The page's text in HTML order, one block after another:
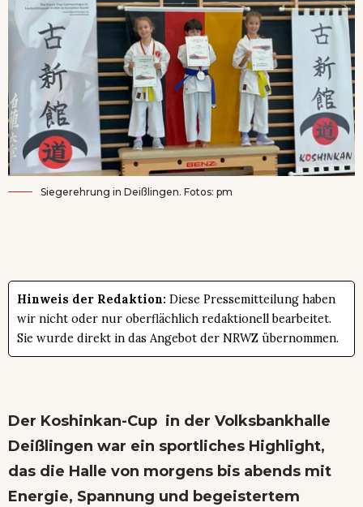
Siegerehrung in Deißlingen. Fotos: pm
Hinweis der Redaktion: Diese Pressemitteilung haben
wir nicht oder nur oberflächlich redaktionell bearbeitet.
Sie wurde direkt in das Angebot der NRWZ übernommen.
Der Koshinkan-Cup in der Volksbankhalle
Deißlingen war ein sportliches Highlight,
das die Halle von morgens bis abends mit
Energie, Spannung und begeistertem